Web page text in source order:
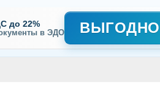
до 22%
в ЭДО ВЫГОДНО